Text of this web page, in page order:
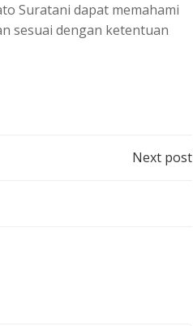
Suratani dapat memahami
sesuai dengan ketentuan
Next post